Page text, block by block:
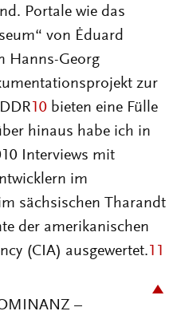
Portale wie das
von Ėduard
Hanns-Georg
zur
10 bieten eine Fülle
hinaus habe ich in
Interviews mit
im
sächsischen Tharandt
der amerikanischen
(CIA) ausgewertet. 11
–